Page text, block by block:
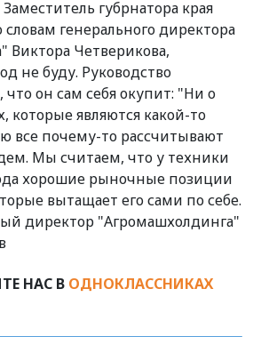
губрнатора края
генерального директора
Виктора Четверикова,
не буду. Руководство
он сам себя окупит: "Ни о
которые являются какой-то
все почему-то рассчитывают
Мы считаем, что у техники
хорошие рыночные позиции
вытащает его сами по себе.
директор "Агромашхолдинга"
НАС В ОДНОКЛАССНИКАХ